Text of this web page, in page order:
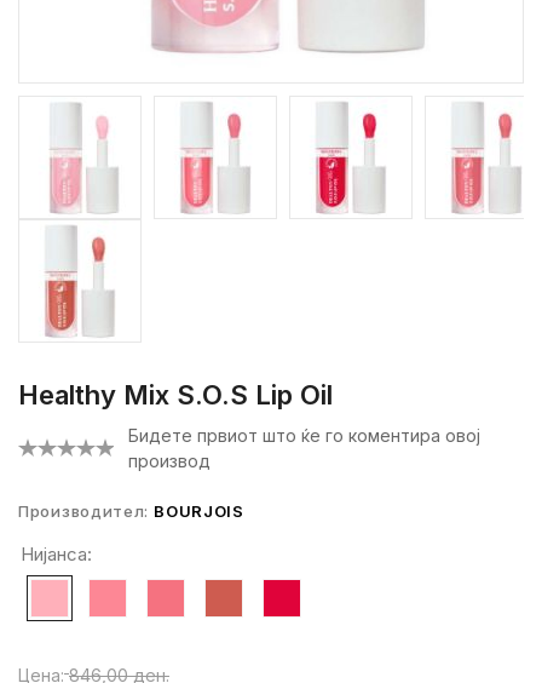
Healthy Mix S.O.S Lip Oil
Бидете првиот што ќе го коментира овој
производ
Производител: BOURJOIS
Нијанса:
Цена: 846,00 ден.